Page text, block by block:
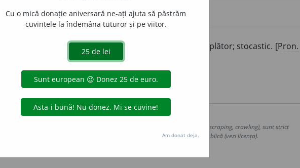
un eveniment viitor și nesigur; supus întîmplării; întîmplător; stocastic. [Pron.
it.aleatorio,lat.aleatorius
acțiuni
Copyright © 2004-2026 dexonline (https://dexonline.ro)
de pe acest site, inclusiv prin orice metode de extragere automată (web scraping, crawling), sunt strict
prealabil scris, cu excepția seturilor de date oferite oficial spre utilizare publică (vezi licența).
Cu o mică donație aniversară ne-ați ajuta să păstrăm
cuvintele la îndemâna tuturor și pe viitor.
Am donat deja.